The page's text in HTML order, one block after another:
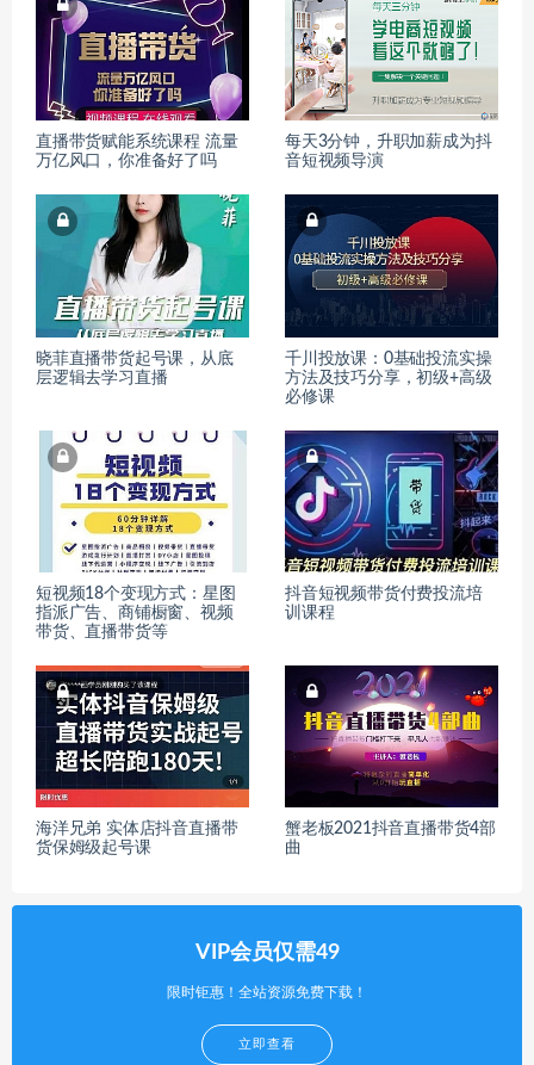
直播带货赋能系统课程 流量
万亿风口，你准备好了吗
每天3分钟，升职加薪成为抖
音短视频导演
晓菲直播带货起号课，从底
层逻辑去学习直播
千川投放课：0基础投流实操
方法及技巧分享，初级+高级
必修课
短视频18个变现方式：星图
指派广告、商铺橱窗、视频
带货、直播带货等
抖音短视频带货付费投流培
训课程
海洋兄弟 实体店抖音直播带
货保姆级起号课
蟹老板2021抖音直播带货4部
曲
VIP会员仅需49
限时钜惠！全站资源免费下载！
立即查看